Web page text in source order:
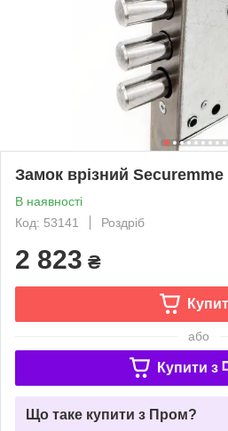
Замок врізний Securemme
В наявності
Код: 53141
Роздріб
2 823 ₴
або
Купити з
Що таке купити з Пром?